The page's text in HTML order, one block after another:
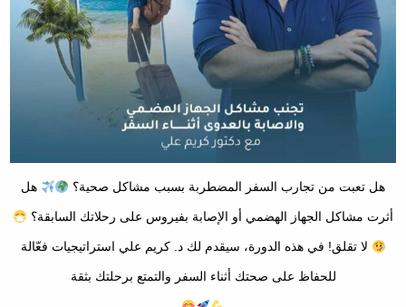
هل تعبت من تجارب السفر المضطربة بسبب مشاكل صحية؟ هل
أثرت مشاكل الجهاز الهضمي أو الإصابة بفيروس على رحلاتك السابقة؟
لا تقلق! في هذه الدورة، سيقدم لك د. كريم علي استراتيجيات فعّالة
للحفاظ على صحتك أثناء السفر والتمتع برحلتك بثقة